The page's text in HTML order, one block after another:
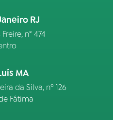
RJ
n° 474
MA
da Silva, nº 126
Fátima